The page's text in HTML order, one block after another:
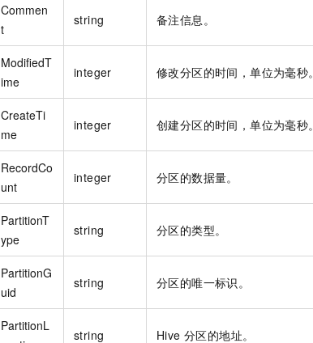
Commen
t
string 备注信息。
ModifiedT
ime
integer 修改分区的时间，单位为毫秒。
CreateTi
me
integer 创建分区的时间，单位为毫秒。
RecordCo
unt
integer 分区的数据量。
PartitionT
ype
string 分区的类型。
PartitionG
uid
string 分区的唯一标识。
PartitionL
string Hive 分区的地址。